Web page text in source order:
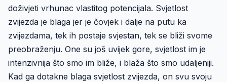
doživjeti vrhunac vlastitog potencijala. Svjetlost
zvijezda je blaga jer je čovjek i dalje na putu ka
zvijezdama, tek ih postaje svjestan, tek se bliži svome
preobraženju. One su još uvijek gore, svjetlost im je
intenzivnija što smo im bliže, i blaža što smo udaljeniji.
Kad ga dotakne blaga svjetlost zvijezda, on svu svoju